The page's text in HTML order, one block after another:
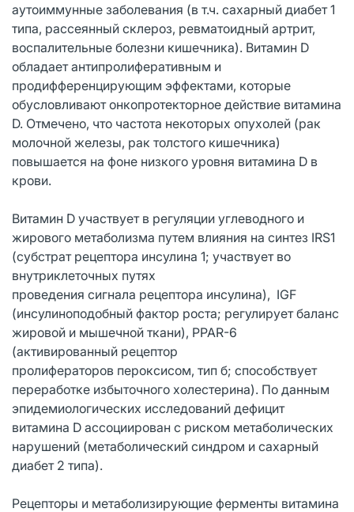
аутоиммунные заболевания (в т.ч. сахарный диабет 1
типа, рассеянный склероз, ревматоидный артрит,
воспалительные болезни кишечника). Витамин D
обладает антипролиферативным и
продифференцирующим эффектами, которые
обусловливают онкопротекторное действие витамина
D. Отмечено, что частота некоторых опухолей (рак
молочной железы, рак толстого кишечника)
повышается на фоне низкого уровня витамина D в
крови.
Витамин D участвует в регуляции углеводного и
жирового метаболизма путем влияния на синтез IRS1
(субстрат рецептора инсулина 1; участвует во
внутриклеточных путях
проведения сигнала рецептора инсулина), IGF
(инсулиноподобный фактор роста; регулирует баланс
жировой и мышечной ткани), PPAR-6
(активированный рецептор
пролифераторов пероксисом, тип б; способствует
переработке избыточного холестерина). По данным
эпидемиологических исследований дефицит
витамина D ассоциирован с риском метаболических
нарушений (метаболический синдром и сахарный
диабет 2 типа).
Рецепторы и метаболизирующие ферменты витамина